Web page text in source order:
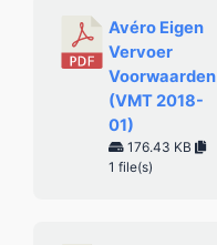
Avéro Eigen
Vervoer
Voorwaarden
(VMT 2018-
01)
176.43 KB
1 file(s)